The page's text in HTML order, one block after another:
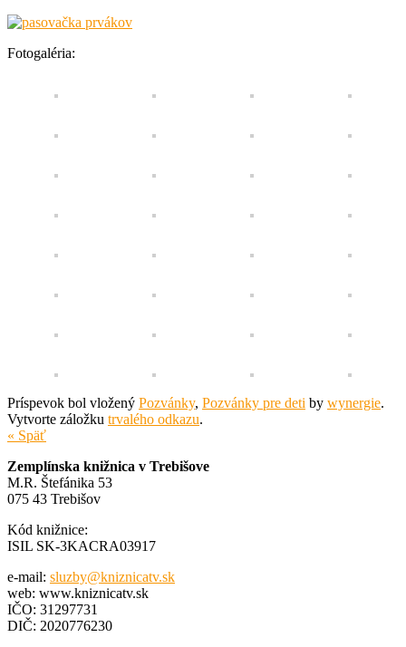
Fotogaléria:
Príspevok bol vložený Pozvánky, Pozvánky pre deti by wynergie.
Vytvorte záložku trvalého odkazu.
« Späť
Zemplínska knižnica v Trebišove
M.R. Štefánika 53
075 43 Trebišov
Kód knižnice:
ISIL SK-3KACRA03917
e-mail: sluzby@kniznicatv.sk
web: www.kniznicatv.sk
IČO: 31297731
DIČ: 2020776230